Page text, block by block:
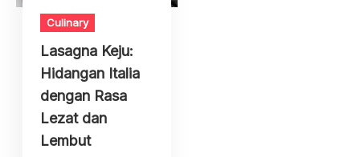
Culinary
Lasagna Keju:
Hidangan Italia
dengan Rasa
Lezat dan
Lembut